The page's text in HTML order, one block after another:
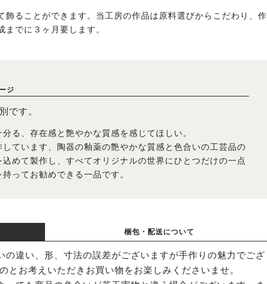
ることができます。当工房の作品は原料選びからこだわり、作
でに３ヶ月要します。
ジ
です。
る、存在感と艶やかな質感を感じてほしい。
ています、陶器の釉薬の艶やかな質感と色合いの工芸品の
めて製作し、すべてオリジナルの世界にひとつだけの一点
ってお勧めできる一品です。
梱包・配送について
違い、形、寸法の誤差がございますが手作りの魅力でござ
とお考えいただきお買い物をお楽しみくださいませ。